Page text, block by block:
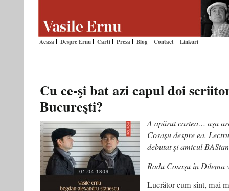
Acasa Despre Ernu Carti Presa Blog Contact Linkuri
Cu ce-şi bat azi capul doi
Bucureşti?
A apărut cartea… aşa
Cosaşu despre ea.
debutat şi amicul
Radu Cosaşu în Dilema
Lucrător cum sînt, mai